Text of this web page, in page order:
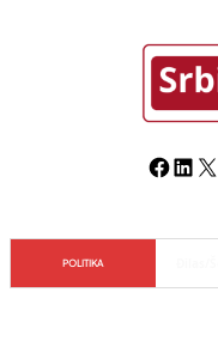
X
POLITIKA